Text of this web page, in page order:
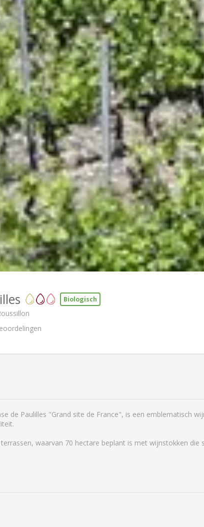
Biologisch
de Paulilles "Grand site de France", is een emblematisch
waarvan 70 hectare beplant is met wijnstokken die